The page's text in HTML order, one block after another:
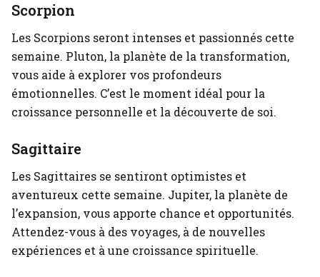
Scorpion
Les Scorpions seront intenses et passionnés cette
semaine. Pluton, la planète de la transformation,
vous aide à explorer vos profondeurs
émotionnelles. C’est le moment idéal pour la
croissance personnelle et la découverte de soi.
Sagittaire
Les Sagittaires se sentiront optimistes et
aventureux cette semaine. Jupiter, la planète de
l’expansion, vous apporte chance et opportunités.
Attendez-vous à des voyages, à de nouvelles
expériences et à une croissance spirituelle.